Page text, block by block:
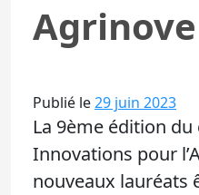
Publié le29 juin 2023
La 9ème édition
Innovations pour
nouveaux lauréats